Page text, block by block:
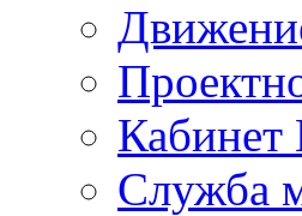
Служба